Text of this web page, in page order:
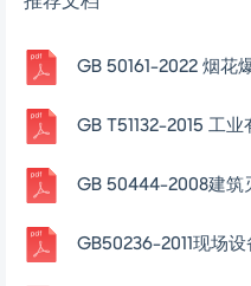
GB 50161-2022 烟花
GB 50444-2008建筑
GB50236-2011现场